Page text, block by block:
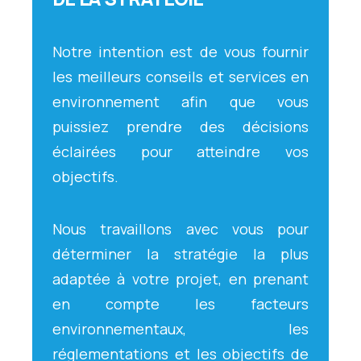
Notre intention est de vous fournir
les meilleurs conseils et services en
environnement afin que vous
puissiez prendre des décisions
éclairées pour atteindre vos
objectifs.
Nous travaillons avec vous pour
déterminer la stratégie la plus
adaptée à votre projet, en prenant
en compte les facteurs
environnementaux, les
réglementations et les objectifs de